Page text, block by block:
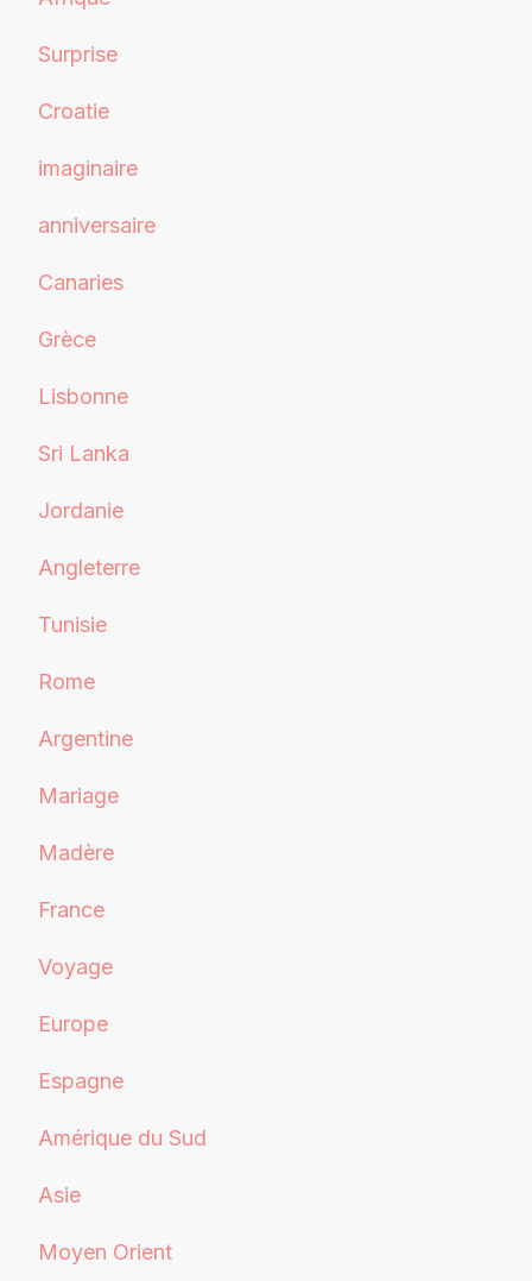
Surprise
Croatie
imaginaire
anniversaire
Canaries
Grèce
Lisbonne
Sri Lanka
Jordanie
Angleterre
Tunisie
Rome
Argentine
Mariage
Madère
France
Voyage
Europe
Espagne
Amérique du Sud
Asie
Moyen Orient